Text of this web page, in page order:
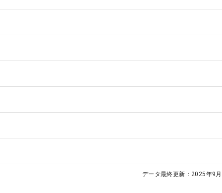
データ最終更新： 2025年9